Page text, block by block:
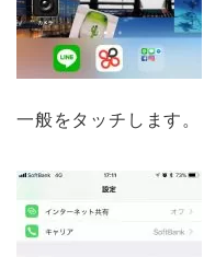
一般をタッチします。